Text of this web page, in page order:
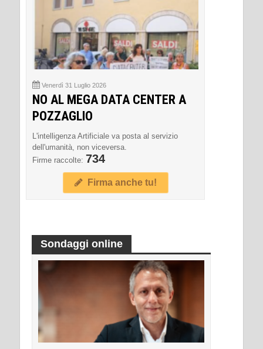
Venerdì 31 Luglio 2026
NO AL MEGA DATA CENTER A
POZZAGLIO
L'intelligenza Artificiale va posta al servizio
dell'umanità, non viceversa.
Firme raccolte: 734
Firma anche tu!
Sondaggi online